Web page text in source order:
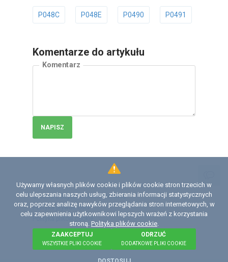
P048C P048E P0490 P0491
Komentarze do artykułu
Komentarz
NAPISZ
Używamy własnych plików cookie i plików cookie stron trzecich w
celu ulepszania naszych usług, zbierania informacji statystycznych
oraz, poprzez analizę nawyków przeglądania stron internetowych, w
celu zapewnienia użytkownikowi lepszych wrażeń z korzystania
stroną. Polityka plików cookie
ZAAKCEPTUJ
WSZYSTKIE PLIKI COOKIE
ODRZUĆ
DODATKOWE PLIKI COOKIE
2026 Institute of Diagnostics and Vehicle Intelligence
- niezależną organizacją non-profit (NPO).
Licencja
Umowa z użytkownikiem serwisu
Polityka prywatności
Polityka plików сookie